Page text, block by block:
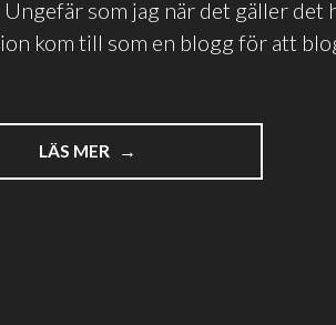
som jag när det gäller det
kom till som en blogg för att
LÄS MER
"#BLOGG100
–